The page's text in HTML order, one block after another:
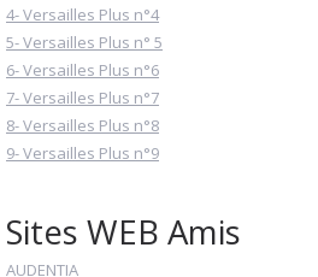
4- Versailles Plus n°4
5- Versailles Plus n° 5
6- Versailles Plus n°6
7- Versailles Plus n°7
8- Versailles Plus n°8
9- Versailles Plus n°9
Sites WEB Amis
AUDENTIA